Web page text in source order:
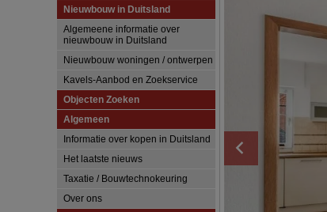
Nieuwbouw in Duitsland
Algemeene informatie over
nieuwbouw in Duitsland
Nieuwbouw woningen / ontwerpen
Kavels-Aanbod en Zoekservice
Objecten Zoeken
Algemeen
Informatie over kopen in Duitsland
Het laatste nieuws
Taxatie / Bouwtechnokeuring
Over ons